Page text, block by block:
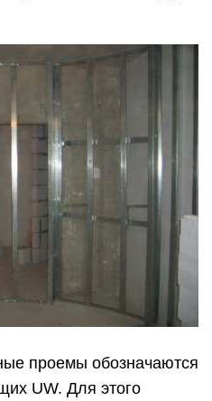
проемы обозначаются
UW. Для этого